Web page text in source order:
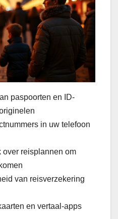
paspoorten en ID-
in uw telefoon
over reisplannen om
van reisverzekering
en vertaal-apps